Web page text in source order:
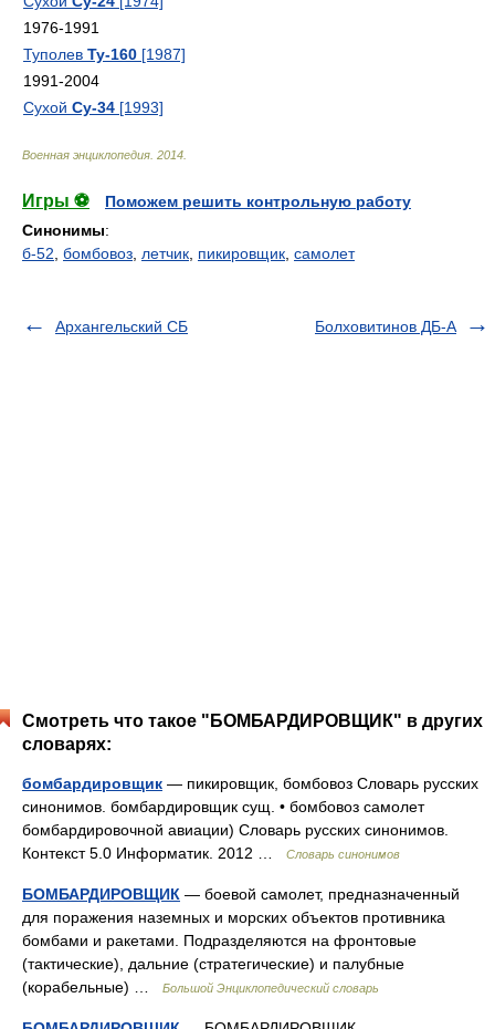
1976-1991
Туполев Ту-160 [1987]
1991-2004
Сухой Су-34 [1993]
Военная энциклопедия 2014
Игры ⚽
Поможем решить контрольную работу
Синонимы:
б-52 бомбовоз летчик пикировщик самолет
Архангельский СБ Болховитинов ДБ-А
Смотреть что такое "БОМБАРДИРОВЩИК" в других
словарях:
бомбардировщик — пикировщик, бомбовоз Словарь русских
синонимов. бомбардировщик сущ. • бомбовоз самолет
бомбардировочной авиации) Словарь русских синонимов.
Контекст 5.0 Информатик. 2012 …
Словарь синонимов
БОМБАРДИРОВЩИК — боевой самолет, предназначенный
для поражения наземных и морских объектов противника
бомбами и ракетами. Подразделяются на фронтовые
(тактические), дальние (стратегические) и палубные
(корабельные) …
Большой Энциклопедический словарь